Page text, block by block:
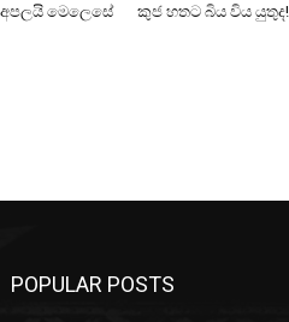
මෙලෙසේ කුජ හතට බිය විය යුතුද!
POPULAR POSTS